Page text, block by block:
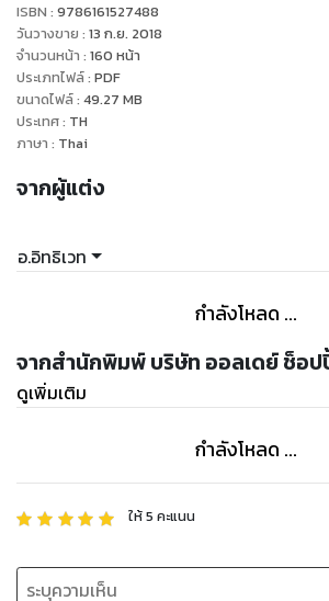
ISBN : 9786161527488
วันวางขาย : 13 ก.ย. 2018
จำนวนหน้า : 160 หน้า
ประเภทไฟล์: PDF
ขนาดไฟล์: 49.27 MB
ประเทศ: TH
ภาษา : Thai
จากผู้แต่ง
อ.อิทธิเวท
กำลังโหลด ...
จากสำนักพิมพ์ บริษัท ออลเดย์ ช็อป
ดูเพิ่มเติม
กำลังโหลด ...
ให้5 คะแนน